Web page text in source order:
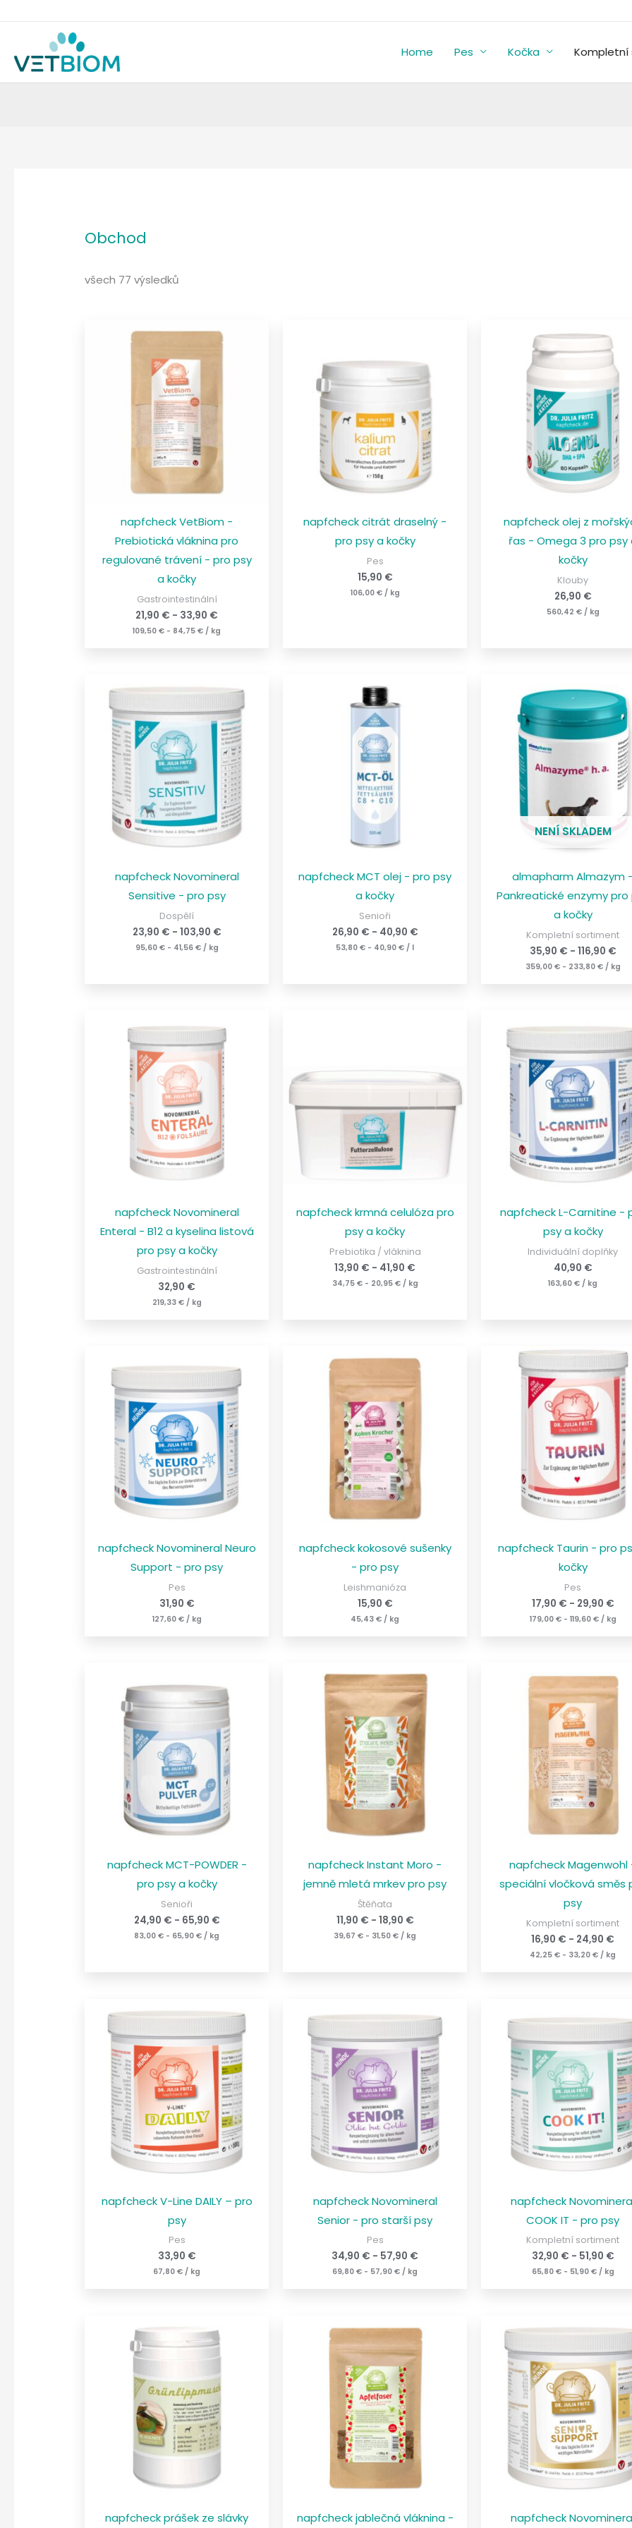
Home Pes Kočka
Obchod
všech 77 výsledků
napfcheck VetBiom -
Prebiotická vláknina pro
regulované trávení - pro psy
a kočky
Gastrointestinální
21,90 € - 33,90 €
109,50€ - 84,75€ / kg
napfcheck citrát draselný -
pro psy a kočky
Pes
15,90 €
106,00 €/ kg
napfcheck olej z
řas - Omega 3 pro psy
kočky
Klouby
26,90 €
560,42 €/ kg
napfcheck Novomineral
Sensitive - pro psy
Dospělí
23,90 € - 103,90 €
95,60 €- 41,56 €/ kg
napfcheck MCT olej - pro psy
a kočky
Senioři
26,90 € - 40,90 €
53,80 € - 40,90 € / l
NENÍ SKLADEM
almapharm Almazym -
Pankreatické enzymy pro
a kočky
Kompletní sortiment
35,90 € - 116,90 €
359,00 €- 233,80 €/ kg
napfcheck Novomineral
Enteral - B12 a kyselina listová
pro psy a kočky
Gastrointestinální
32,90 €
219,33 €/ kg
napfcheck krmná celulóza pro
psy a kočky
Prebiotika / vláknina
13,90 € - 41,90 €
34,75 €- 20,95 €/ kg
napfcheck L-Carnitine -
psy a kočky
Individuální doplňky
40,90 €
163,60€ / kg
napfcheck Novomineral Neuro
Support - pro psy
Pes
31,90 €
127,60 €/ kg
napfcheck kokosové sušenky
- pro psy
Leishmanióza
15,90 €
45,43 € / kg
napfcheck Taurin - pro
kočky
Pes
17,90 € - 29,90 €
179,00 €- 119,60 €/ kg
napfcheck MCT-POWDER -
pro psy a kočky
Senioři
24,90 € - 65,90 €
83,00€ - 65,90€ / kg
napfcheck Instant Moro -
jemně mletá mrkev pro psy
Štěňata
11,90 € - 18,90 €
39,67 € - 31,50 € / kg
napfcheck Magenwohl
speciální vločková směs
psy
Kompletní sortiment
16,90 € - 24,90 €
42,25€ - 33,20€ / kg
napfcheck V-Line DAILY – pro
psy
Pes
33,90 €
67,80€ / kg
napfcheck Novomineral
Senior - pro starší psy
Pes
34,90 € - 57,90 €
69,80 € - 57,90 € / kg
napfcheck
COOK IT - pro psy
Kompletní sortiment
32,90 € - 51,90 €
65,80 €- 51,90 €/ kg
napfcheck prášek ze slávky napfcheck jablečná vláknina - napfcheck